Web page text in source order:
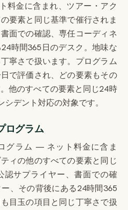
料金に含まれ、ツアー・アク
要素と同じ基準で催行されま
面での確認、専任コーディネ
時間365日のデスク。地味な
寧さで扱います。プログラム
で評価され、どの要素もその
他のすべての要素と同じ24時
デント対応の対象です。
ログラム
グラム — ネット料金に含ま
ィの他のすべての要素と同じ
認サプライヤー、書面での確
、その背後にある24時間365
目玉の項目と同じ丁寧さで扱